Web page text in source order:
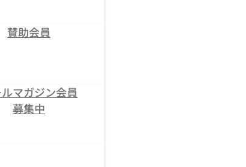
賛助会員
マガジン会員
募集中